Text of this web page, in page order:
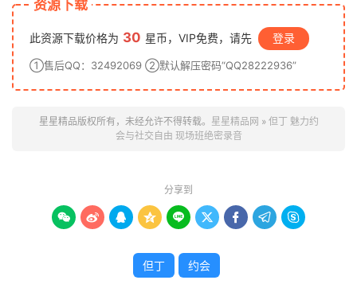
资源下载
此资源下载价格为 30 星币，VIP免费，请先 登录
①售后QQ：32492069 ②默认解压密码“QQ28222936”
星星精品版权所有，未经允许不得转载。 星星精品网 » 但丁 魅力约
会与社交自由 现场班绝密录音
分享到
        
但丁 约会